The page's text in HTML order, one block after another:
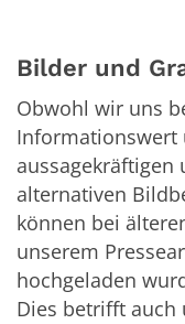
Bilder und
Obwohl wir uns
Informationswert
aussagekräftigen
alternativen
können bei
unserem
hochgeladen
Dies betrifft auch